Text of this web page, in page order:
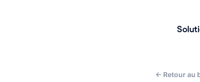
← Retour au